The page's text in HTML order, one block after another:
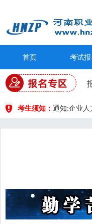
首页 考试报
考生须知： 通知:企业人